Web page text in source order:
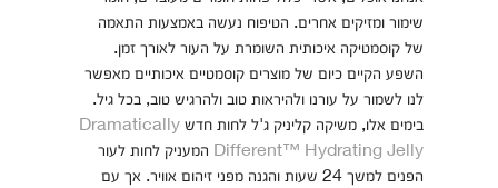
שימור ומזיקים אחרים. הטיפוח נעשה באמצעות התאמה
של קוסמטיקה איכותית השומרת על העור לאורך זמן.
השפע הקיים כיום של מוצרים קוסמטיים איכותיים מאפשר
לנו לשמור על עורנו ולהיראות טוב ולהרגיש טוב, בכל גיל.
בימים אלו, משיקה קליניק ג'ל לחות חדשDramatically
Different™ Hydrating Jelly המעניק לחות לעור
הפנים למשך 24 שעות והגנה מפני זיהום אוויר. אך עם